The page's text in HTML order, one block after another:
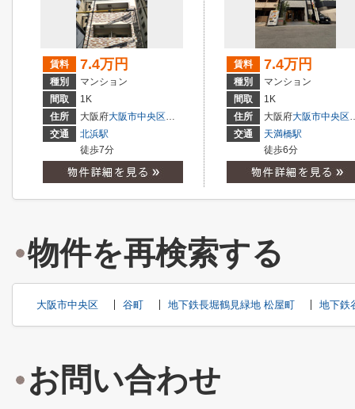
賃料 7.4万円
種別
マンション
間取
1K
住所
大阪府大阪市中央区平野町
２丁目
交通
北浜駅
徒歩7分
賃料 7.4万円
種別
マンション
間取
1K
住所
大阪府大阪市中央区
交通
天満橋駅
徒歩6分
物件を再検索する
大阪市中央区 谷町 地下鉄長堀鶴見緑地 松屋町 地下鉄
お問い合わせ